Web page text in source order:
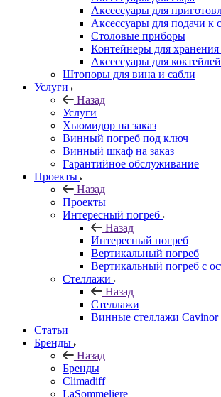
Аксессуары для
Аксессуары для подачи к
Столовые приборы
Контейнеры для хранения
Аксессуары для коктейлей
Штопоры для вина и сабли
Услуги
Назад
Услуги
Хьюмидор на заказ
Винный погреб под ключ
Винный шкаф на заказ
Гарантийное обслуживание
Проекты
Назад
Проекты
Интересный погреб
Назад
Интересный погреб
Вертикальный погреб
Вертикальный погреб с
Стеллажи
Назад
Стеллажи
Винные стеллажи Cavinor
Статьи
Бренды
Назад
Бренды
Climadiff
LaSommeliere